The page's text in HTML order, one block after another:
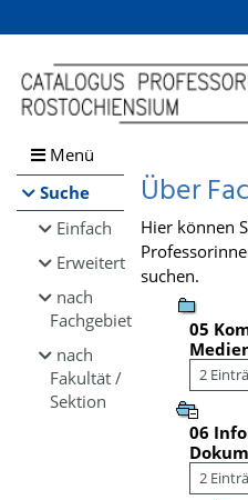
Browsen
direkt zum Inhalt
Menü
Suche
Einfach
Erweitert
nach
Fachgebiet
nach
Fakultät /
Sektion
Über
Hier können
suchen.
05
2
06
2